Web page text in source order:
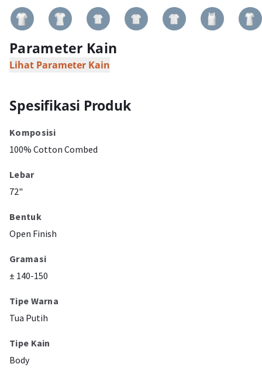
Parameter Kain
Lihat Parameter Kain
Spesifikasi Produk
Komposisi
100% Cotton Combed
Lebar
72"
Bentuk
Open Finish
Gramasi
± 140-150
Tipe Warna
Tua Putih
Tipe Kain
Body